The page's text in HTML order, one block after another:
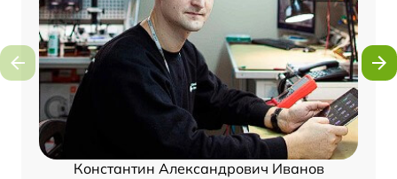
Константин Александрович Иванов